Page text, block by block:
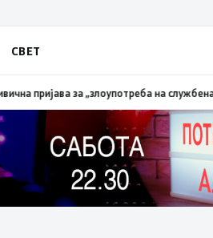
СВЕТ
со брусилица19:21МВР: Лишен од